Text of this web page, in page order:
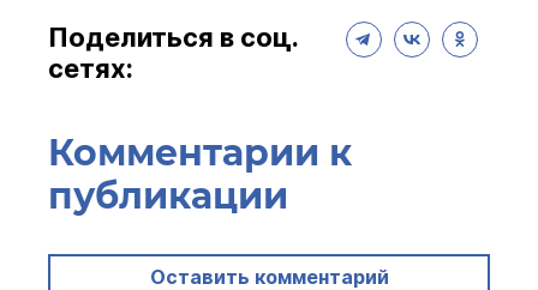
Поделиться в соц.
сетях:
Комментарии к
публикации
Оставить комментарий